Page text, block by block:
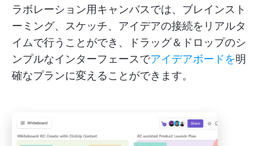
ラボレーション用キャンバスでは、ブレインスト
ーミング、スケッチ、アイデアの接続をリアルタ
イムで行うことができ、ドラッグ＆ドロップのシ
ンプルなインターフェースでアイデアボードを明
確なプランに変えることができます。